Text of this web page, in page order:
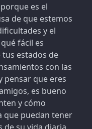
es el
de que estemos
y el
fácil es
estados de
con las
pensar que eres
es bueno
y cómo
que puedan tener